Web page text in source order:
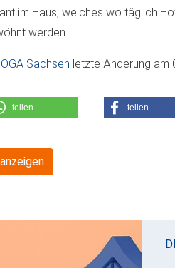
im Haus, welches wo täglich
werden.
Sachsen letzte Änderung am
teilen teilen